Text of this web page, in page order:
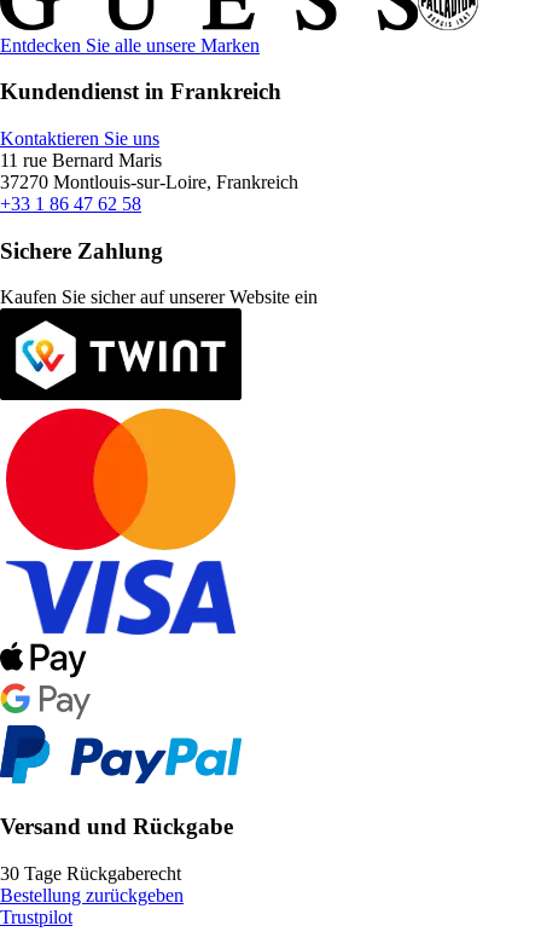
Entdecken Sie alle unsere Marken
Kundendienst in Frankreich
Kontaktieren Sie uns
11 rue Bernard Maris
37270 Montlouis-sur-Loire, Frankreich
+33 1 86 47 62 58
Sichere Zahlung
Kaufen Sie sicher auf unserer Website ein
Versand und Rückgabe
30 Tage Rückgaberecht
Bestellung zurückgeben
Trustpilot